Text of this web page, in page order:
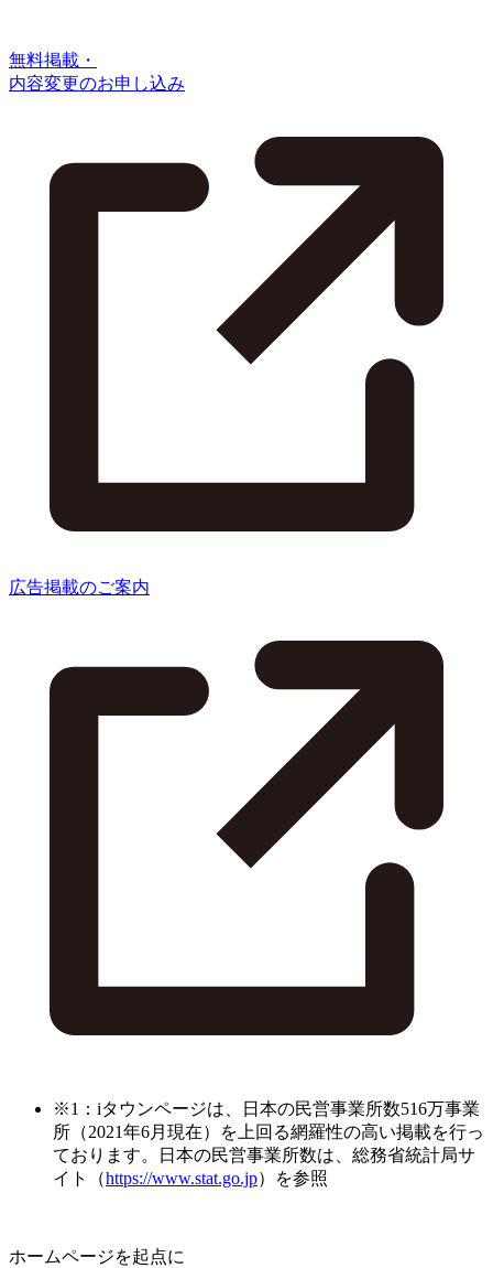
無料掲載・
内容変更のお申し込み
広告掲載のご案内
※1：iタウンページは、日本の民営事業所数516万事業
所（2021年6月現在）を上回る網羅性の高い掲載を行っ
ております。日本の民営事業所数は、総務省統計局サ
イト（https://www.stat.go.jp）を参照
ホームページを起点に